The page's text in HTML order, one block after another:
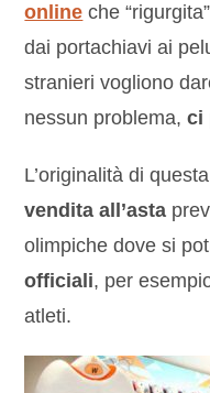
online che
dai portachiavi ai
stranieri vogliono
nessun problema,ci
L’originalità di
vendita all’asta
olimpiche dove si
officiali, per
atleti.